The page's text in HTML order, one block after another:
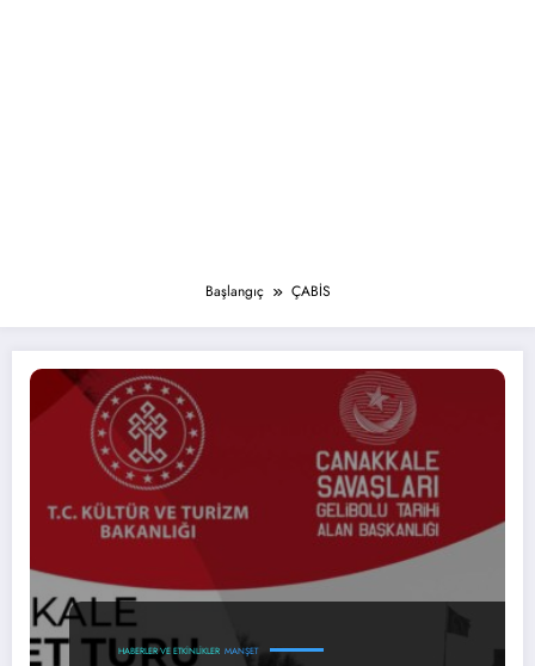
Başlangıç ÇABİS
HABERLER VE ETKINLIKLER MANŞET